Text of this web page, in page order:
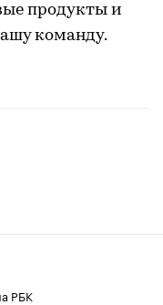
продукты и
команду.
РБК